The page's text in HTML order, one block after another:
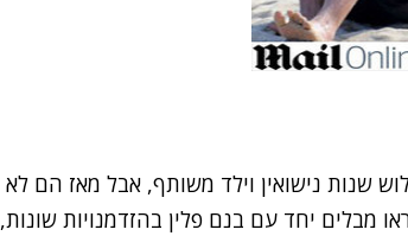
שנות נישואין וילד משותף, אבל מאז הם לא
מבלים יחד עם בנם פלין בהזדמנויות שונות,